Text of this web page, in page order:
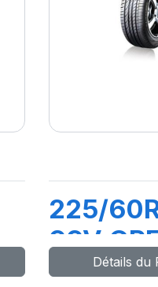
225/
99V
MAXDétails du